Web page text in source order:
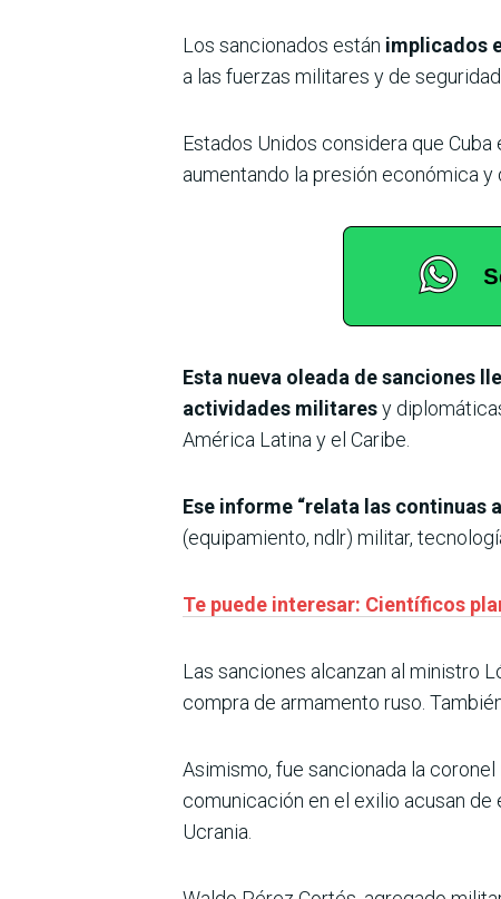
Los sancionados están implicados
a las fuerzas militares y de
Estados Unidos considera que Cuba
aumentando la presión económica
Esta nueva oleada de sanciones
actividades militaresy
América Latina y el Caribe.
Ese informe “relata las continuas
(equipamiento, ndlr) militar,
Te puede interesar: Científicos
Las sanciones alcanzan al ministro
compra de armamento ruso.
Asimismo, fue sancionada la
comunicación en el exilio acusan
Ucrania.